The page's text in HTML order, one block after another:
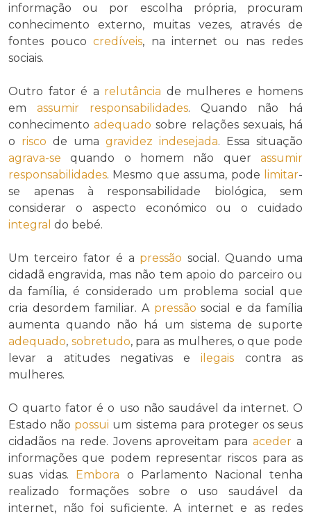
informação ou por escolha própria, procuram
conhecimento externo, muitas vezes, através de
fontes poucocredíveis, na internet ou nas redes
sociais.
Outro fator é a relutância de mulheres e homens
em assumir responsabilidades. Quando não há
conhecimentoadequado sobre relações sexuais, há
o risco de uma gravidez indesejada. Essa situação
agrava-se quando o homem não quer assumir
responsabilidades. Mesmo que assuma, pode limitar-
se apenas à responsabilidade biológica, sem
considerar o aspecto económico ou o cuidado
integral do bebé.
Um terceiro fator é a pressão social. Quando uma
cidadã engravida, mas não tem apoio do parceiro ou
da família, é considerado um problema social que
cria desordem familiar. A pressão social e da família
aumenta quando não há um sistema de suporte
adequado, sobretudo, para as mulheres, o que pode
levar a atitudes negativas eilegais contra as
mulheres.
O quarto fator é o uso não saudável da internet. O
Estado não possui um sistema para proteger os seus
cidadãos na rede. Jovens aproveitam paraaceder a
informações que podem representar riscos para as
suas vidas. Embora o Parlamento Nacional tenha
realizado formações sobre o uso saudável da
internet, não foi suficiente. A internet e as redes